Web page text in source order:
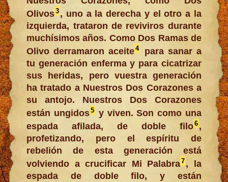
Olivos3 , uno a la derecha y el otro a la
izquierda, trataron de reviviros durante
muchísimos años. Como Dos Ramas de
Olivo derramaron aceite4
para sanar a
tu generación enferma y para cicatrizar
sus heridas, pero vuestra generación
ha tratado a Nuestros Dos Corazones a
su antojo. Nuestros Dos Corazones
están ungidos5y viven. Son como una
espada afilada, de doble filo6,
profetizando, pero el espíritu de
rebelión de esta generación está
volviendo a crucificar Mi Palabra7 , la
espada de doble filo, y están